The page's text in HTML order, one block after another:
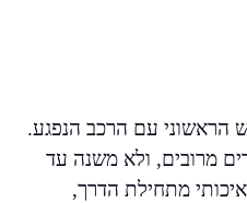
505, היא הרבה יותר מהמפגש הראשוני עם הרכב הנפגע.
מרובים, ולא משנה עד
מתחילת הדרך,